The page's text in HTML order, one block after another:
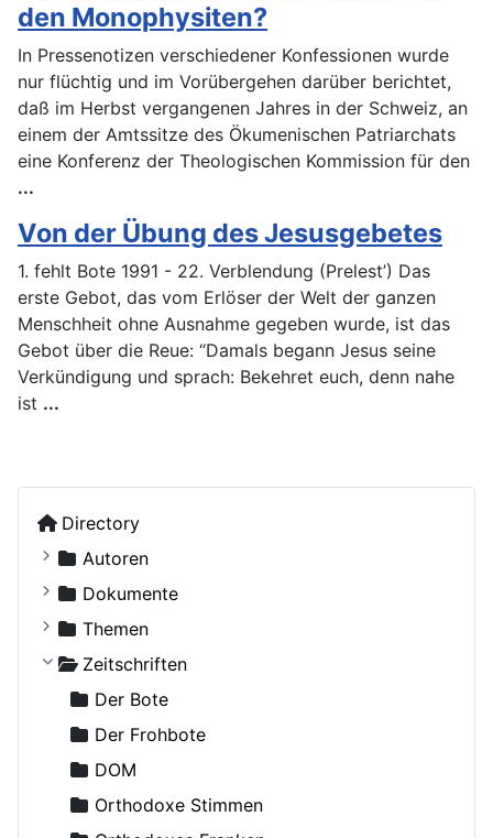
Directory
Autoren
Kostiuczuk, Jakub, Bischof von Białystok und
Ohne Autor
Adamenko, Natalya
Adrian (Pashin), Hegumen
Agapit (Belowidow), Schemaarchimandrit
Agapit, Bischof von Stuttgart
Aksjutschitz, Viktor
Dokumente
Russische Orthodoxe Kirche
Russische Orthodoxe Kirche im Ausland
Themen
Agiographie (Viten)
Anthropologie
Autokephale und autonome Kirchen
Beziehung und Ehe
Bibelwissenschaft
Zeitschriften
Der Bote
Der Frohbote
DOM
Orthodoxe Stimmen
den Monophysiten?
In Pressenotizen verschiedener Konfessionen wurde
nur flüchtig und im Vorübergehen darüber berichtet,
daß im Herbst vergangenen Jahres in der Schweiz, an
einem der Amtssitze des Ökumenischen Patriarchats
eine Konferenz der Theologischen Kommission für den
...
Von der Übung des Jesusgebetes
1. fehlt Bote 1991 - 22. Verblendung (Prelest’) Das
erste Gebot, das vom Erlöser der Welt der ganzen
Menschheit ohne Ausnahme gegeben wurde, ist das
Gebot über die Reue: “Damals begann Jesus seine
Verkündigung und sprach: Bekehret euch, denn nahe
ist ...